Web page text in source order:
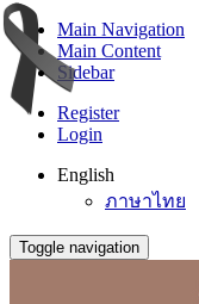
Main Navigation
Main Content
Sidebar
Register
Login
English
ภาษาไทย
Toggle navigation